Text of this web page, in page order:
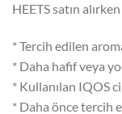
HEETS satın
* Tercih edilen
* Daha hafif veya
* Kullanılan IQOS
* Daha önce tercih